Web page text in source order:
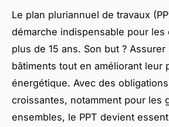
Le plan pluriannuel de travaux
démarche indispensable pour les
plus de 15 ans. Son but ?
bâtiments tout en améliorant leur
énergétique. Avec des
croissantes, notamment pour les
ensembles, le PPT devient